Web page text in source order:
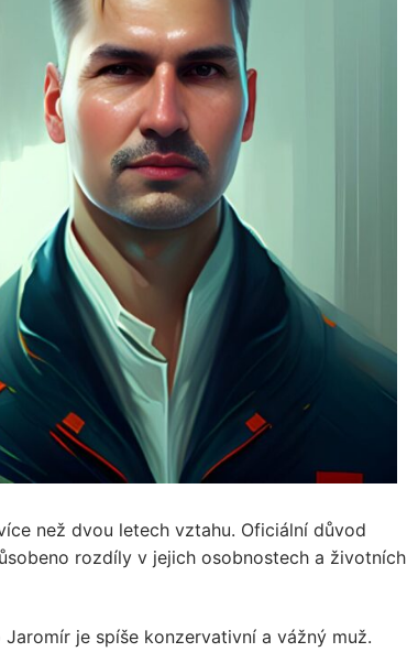
než dvou letech vztahu. Oficiální důvod
rozdíly v jejich osobnostech a životních
je spíše konzervativní a vážný muž.